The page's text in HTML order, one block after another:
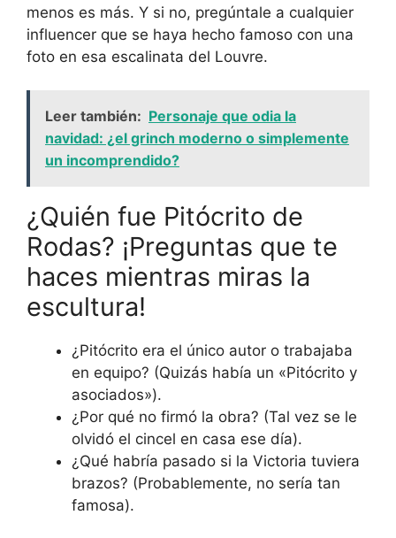
menos es más. Y si no, pregúntale a cualquier
influencer que se haya hecho famoso con una
foto en esa escalinata del Louvre.
Leer también: Personaje que odia la
navidad: ¿el grinch moderno o simplemente
un incomprendido?
¿Quién fue Pitócrito de
Rodas? ¡Preguntas que te
haces mientras miras la
escultura!
¿Pitócrito era el único autor o trabajaba
en equipo? (Quizás había un «Pitócrito y
asociados»).
¿Por qué no firmó la obra? (Tal vez se le
olvidó el cincel en casa ese día).
¿Qué habría pasado si la Victoria tuviera
brazos? (Probablemente, no sería tan
famosa).